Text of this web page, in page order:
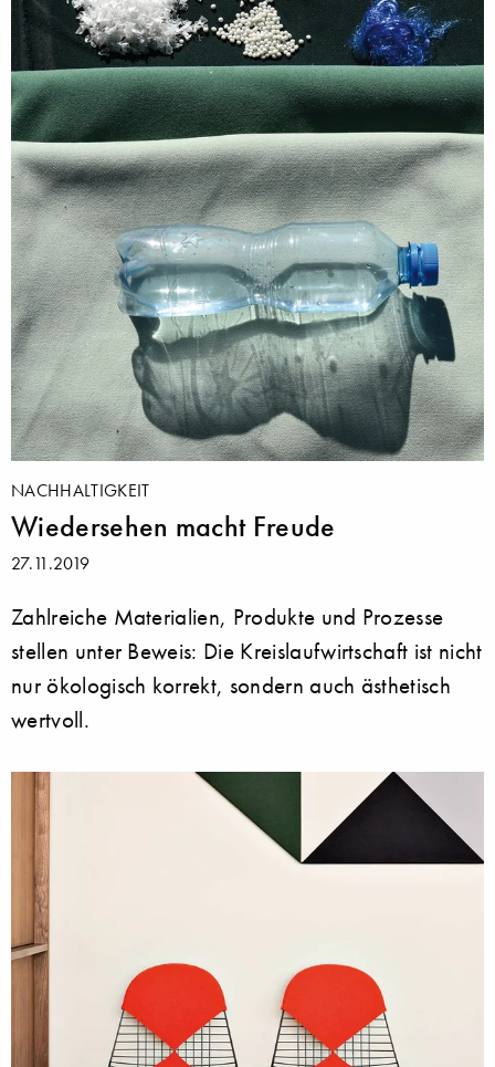
NACHHALTIGKEIT
Wiedersehen macht Freude
27.11.2019
Zahlreiche Materialien, Produkte und Prozesse
stellen unter Beweis: Die Kreislaufwirtschaft ist nicht
nur ökologisch korrekt, sondern auch ästhetisch
wertvoll.